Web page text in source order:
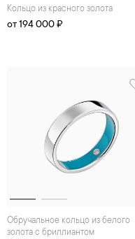
Кольцо из красного золота
от 194 000 ₽
Обручальное кольцо из белого
золота с бриллиантом